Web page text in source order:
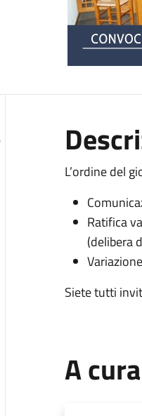
L’ordine del
Ratifica
(delibera
Siete tutti
A